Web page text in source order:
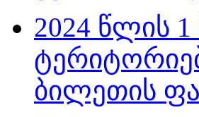
2024 წლის
ბილეთის